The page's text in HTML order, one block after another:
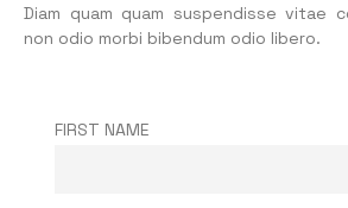
Diam quam quam suspendisse vitae
non odio morbi bibendum odio libero.
FIRST NAME